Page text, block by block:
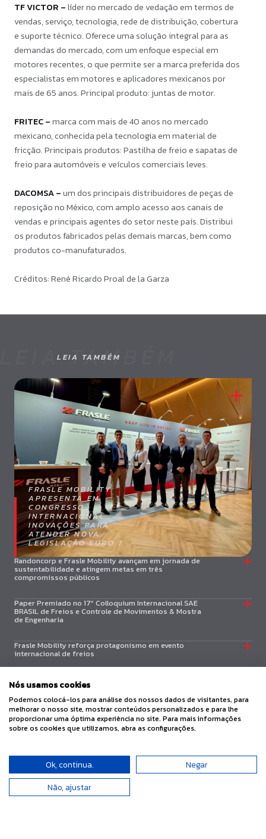
TF VICTOR –líder no mercado de vedação em termos de
vendas, serviço, tecnologia, rede de distribuição, cobertura
e suporte técnico. Oferece uma solução integral para as
demandas do mercado, com um enfoque especial em
motores recentes, o que permite ser a marca preferida dos
especialistas em motores e aplicadores mexicanos por
mais de 65 anos. Principal produto: juntas de motor.
FRITEC –marca com mais de 40 anos no mercado
mexicano, conhecida pela tecnologia em material de
fricção. Principais produtos: Pastilha de freio e sapatas de
freio para automóveis e veículos comerciais leves.
DACOMSA –um dos principais distribuidores de peças de
reposição no México, com amplo acesso aos canais de
vendas e principais agentes do setor neste país. Distribui
os produtos fabricados pelas demais marcas, bem como
produtos co-manufaturados.
Créditos: René Ricardo Proal de la Garza
LEIA TAMBÉM
LEIA TAMBÉM
FRASLE MOBILITY
APRESENTA EM
CONGRESSO
INTERNACIONAL
INOVAÇÕES PARA
ATENDER NOVA
LEGISLAÇÃO EURO 7
Randoncorp e Frasle Mobility avançam em jornada de
sustentabilidade e atingem metas em três
compromissos públicos
Paper Premiado no 17º Colloquium Internacional SAE
BRASIL de Freios e Controle de Movimentos & Mostra
de Engenharia
Frasle Mobility reforça protagonismo em evento
internacional de freios
Frasle Mobility alcança receita líquida de R$ 1,2 bilhão
no primeiro trimestre de 2026
Nós usamos cookies
Podemos colocá-los para análise dos nossos dados de visitantes, para
melhorar o nosso site, mostrar conteúdos personalizados e para lhe
proporcionar uma óptima experiência no site. Para mais informações
sobre os cookies que utilizamos, abra as configurações.
Ok, continua.
Negar
Não, ajustar